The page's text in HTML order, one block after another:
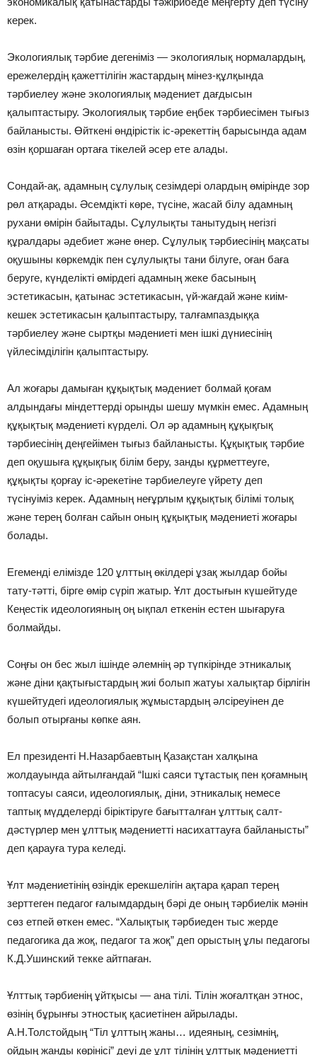
керек.
Экологиялық тәрбие дегенiмiз — экологиялық нормалардың,
ережелердiң қажеттiлiгiн жастардың мiнез-құлқында
тәрбиелеу және экологиялық мәдениет дағдысын
қалыптастыру. Экологиялық тәрбие еңбек тәрбиесiмен тығыз
байланысты. Өйткенi өндiрiстiк iс-әрекеттiң барысында адам
өзiн қоршаған ортаға тiкелей әсер ете алады.
Сондай-ақ, адамның сұлулық сезiмдерi олардың өмiрiнде зор
рөл атқарады. Әсемдiктi көре, түсiне, жасай бiлу адамның
рухани өмiрiн байытады. Сұлулықты танытудың негiзгi
құралдары әдебиет және өнер. Сұлулық тәрбиесiнiң мақсаты
оқушыны көркемдiк пен сұлулықты тани бiлуге, оған баға
беруге, күнделiктi өмiрдегi адамның жеке басының
эстетикасын, қатынас эстетикасын, үй-жағдай және киiм-
кешек эстетикасын қалыптастыру, талғампаздыққа
тәрбиелеу және сыртқы мәдениетi мен iшкi дүниесiнiң
үйлесiмдiлiгiн қалыптастыру.
Ал жоғары дамыған құқықтық мәдениет болмай қоғам
алдындағы мiндеттердi орынды шешу мүмкiн емес. Адамның
құқықтық мәдениетi күрделi. Ол әр адамның құқықгық
тәрбиесiнiң деңгейiмен тығыз байланысты. Құқықтық тәрбие
деп оқушыға құқықгық бiлiм беру, занды құрметтеуге,
құқықты қорғау iс-әрекетiне тәрбиелеуге үйрету деп
түсiнуiмiз керек. Адамның неғұрлым құқықтық бiлiмi толық
және терең болған сайын оның құқықтық мәдениетi жоғары
болады.
Егемендi елiмiзде 120 ұлттың өкiлдерi ұзақ жылдар бойы
тату-тәттi, бiрге өмiр сүрiп жатыр. Ұлт достығын күшейтуде
Кеңестiк идеологияның оң ықпал еткенiн естен шығаруға
болмайды.
Соңғы он бес жыл iшiнде әлемнiң әр түпкiрiнде этникалық
және дiни қақтығыстардың жиi болып жатуы халықтар бiрлiгiн
күшейтудегi идеологиялық жұмыстардың әлсiреуiнен де
болып отырғаны көпке аян.
Ел президентi Н.Назарбаевтың Қазақстан халқына
жолдауында айтылғандай “Iшкi саяси тұтастық пен қоғамның
топтасуы саяси, идеологиялық, дiни, этникалық немесе
таптық мүдделердi бiрiктiруге бағытталған ұлттық салт-
дәстүрлер мен ұлттық мәдениеттi насихаттауға байланысты”
деп қарауға тура келедi.
Ұлт мәдениетiнiң өзiндiк ерекшелiгiн ақтара қарап терең
зерттеген педагог ғалымдардың бәрi де оның тәрбиелiк мәнiн
сөз етпей өткен емес. “Халықтық тәрбиеден тыс жерде
педагогика да жоқ, педагог та жоқ” деп орыстың ұлы педагогы
К.Д.Ушинский текке айтпаған.
Ұлттық тәрбиенiң ұйтқысы — ана тiлi. Тiлiн жоғалтқан этнос,
өзiнiң бұрынғы этностық қасиетiнен айрылады.
А.Н.Толстойдың “Тiл ұлттың жаны… идеяның, сезiмнiң,
ойдың жанды көрiнiсi” деуi де ұлт тiлiнiң ұлттық мәдениеттi